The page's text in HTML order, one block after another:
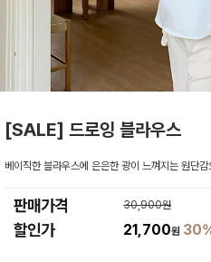
[SALE] 드로잉 블라우스
베이직한 블라우스에 은은한 광이 느껴지는 원단
판매가격 30,900원
할인가 21,700원